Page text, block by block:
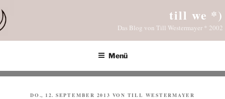
Inhalt
springen
till we *)
Das Blog von Till Westermayer * 2002
Menü
VERÖFFENTLICHT
DO., 12. SEPTEMBER 2013 VON TILL WESTERMAYER